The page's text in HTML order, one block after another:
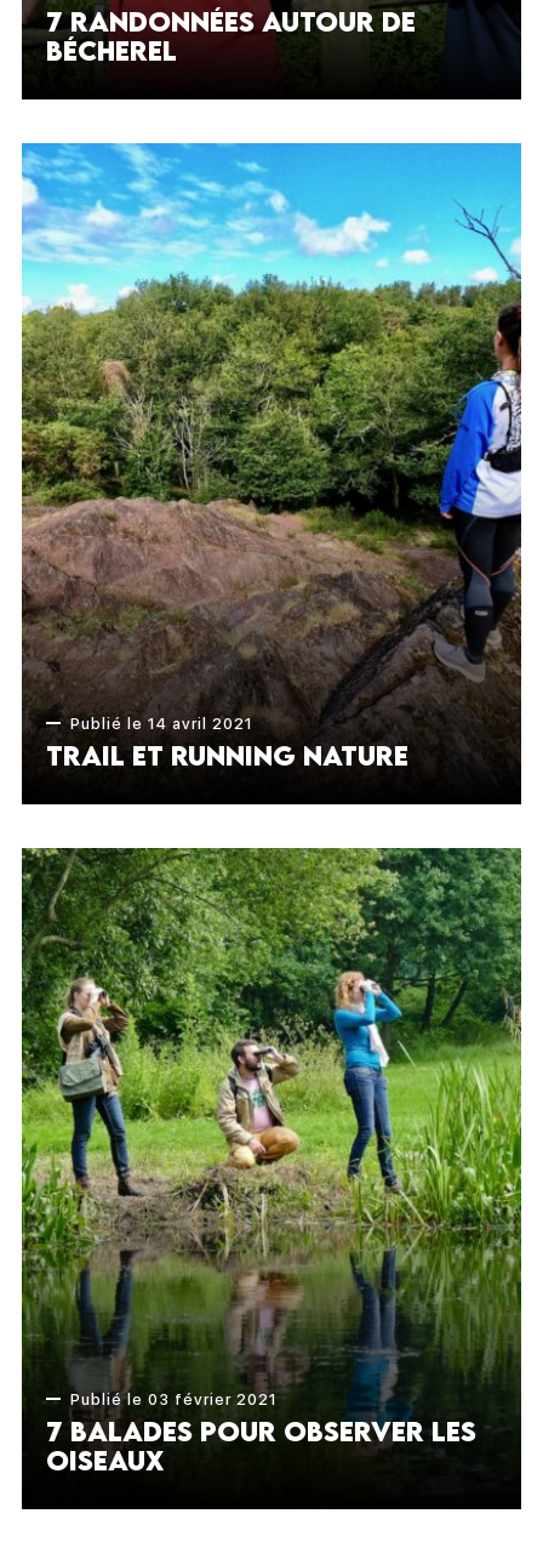
7 randonnées autour de
Bécherel
Publié le 14 avril 2021
Trail et running nature
Publié le 03 février 2021
7 balades pour observer les
oiseaux